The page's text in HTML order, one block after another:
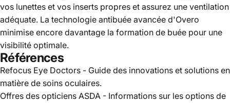
vos lunettes et vos inserts propres et assurez une ventilation
adéquate. La technologie antibuée avancée d'Overo
minimise encore davantage la formation de buée pour une
visibilité optimale.
Références
Refocus Eye Doctors - Guide des innovations et solutions en
matière de soins oculaires.
Offres des opticiens ASDA - Informations sur les options de